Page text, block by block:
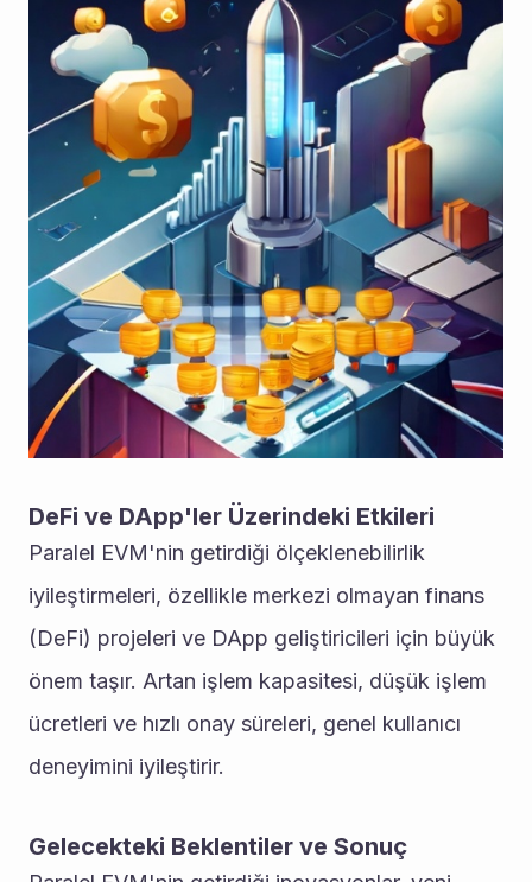
DeFi ve DApp'ler Üzerindeki Etkileri
Paralel EVM'nin getirdiği ölçeklenebilirlik
iyileştirmeleri, özellikle merkezi olmayan finans
(DeFi) projeleri ve DApp geliştiricileri için büyük
önem taşır. Artan işlem kapasitesi, düşük işlem
ücretleri ve hızlı onay süreleri, genel kullanıcı
deneyimini iyileştirir.
Gelecekteki Beklentiler ve Sonuç